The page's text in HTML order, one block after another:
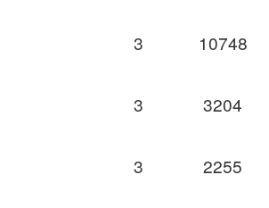
3 10748
3 3204
3 2255